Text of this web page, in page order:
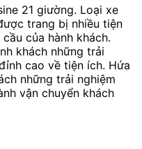
21 giường. Loại xe
trang bị nhiều tiện
của hành khách.
khách những trải
cao về tiện ích. Hứa
những trải nghiệm
vận chuyển khách